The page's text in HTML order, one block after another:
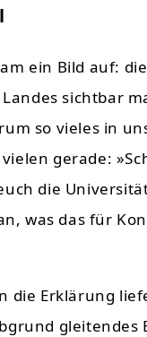
ein Bild auf:
sichtbar
so vieles in
gerade:
die
was das für
die Erklärung